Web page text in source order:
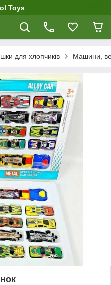
Toys
для хлопчиків Машини,